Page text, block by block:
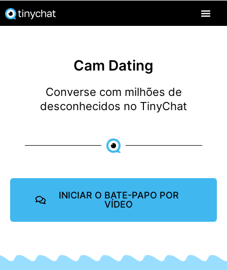
Cam Dating
Converse com milhões de
desconhecidos no TinyChat
INICIAR O BATE-PAPO POR
VÍDEO